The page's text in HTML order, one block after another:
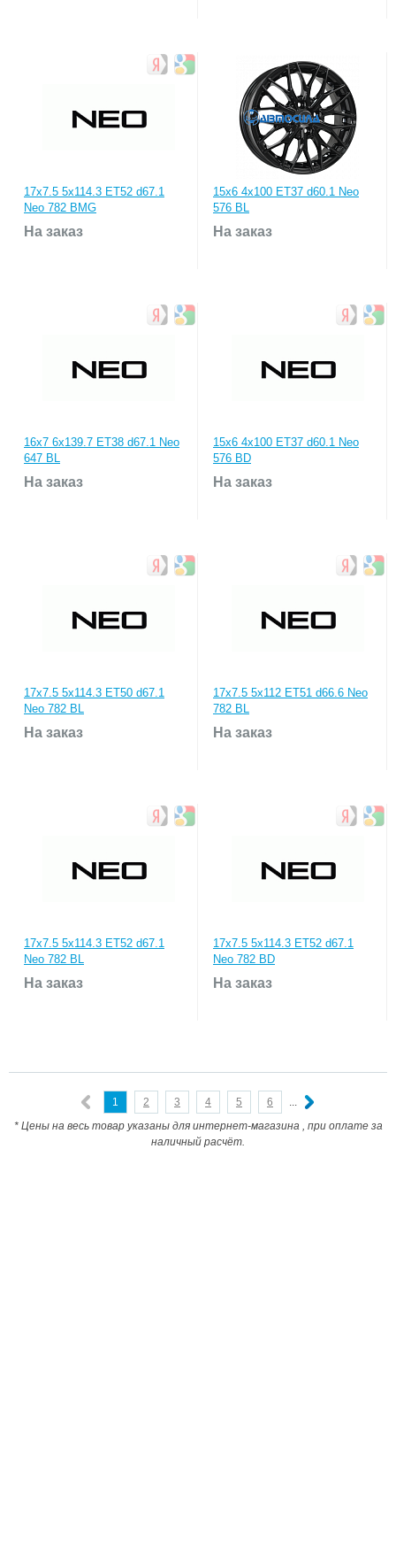
17x7.5 5x114.3 ET52 d67.1
Neo 782 BMG
На заказ
15x6 4x100 ET37 d60.1 Neo
576 BL
На заказ
16x7 6x139.7 ET38 d67.1 Neo
647 BL
На заказ
15x6 4x100 ET37 d60.1 Neo
576 BD
На заказ
17x7.5 5x114.3 ET50 d67.1
Neo 782 BL
На заказ
17x7.5 5x112 ET51 d66.6 Neo
782 BL
На заказ
17x7.5 5x114.3 ET52 d67.1
Neo 782 BL
На заказ
17x7.5 5x114.3 ET52 d67.1
Neo 782 BD
На заказ
1 2 3 4 5 6
...
* Цены на весь товар указаны для интернет-магазина , при оплате за
наличный расчёт.